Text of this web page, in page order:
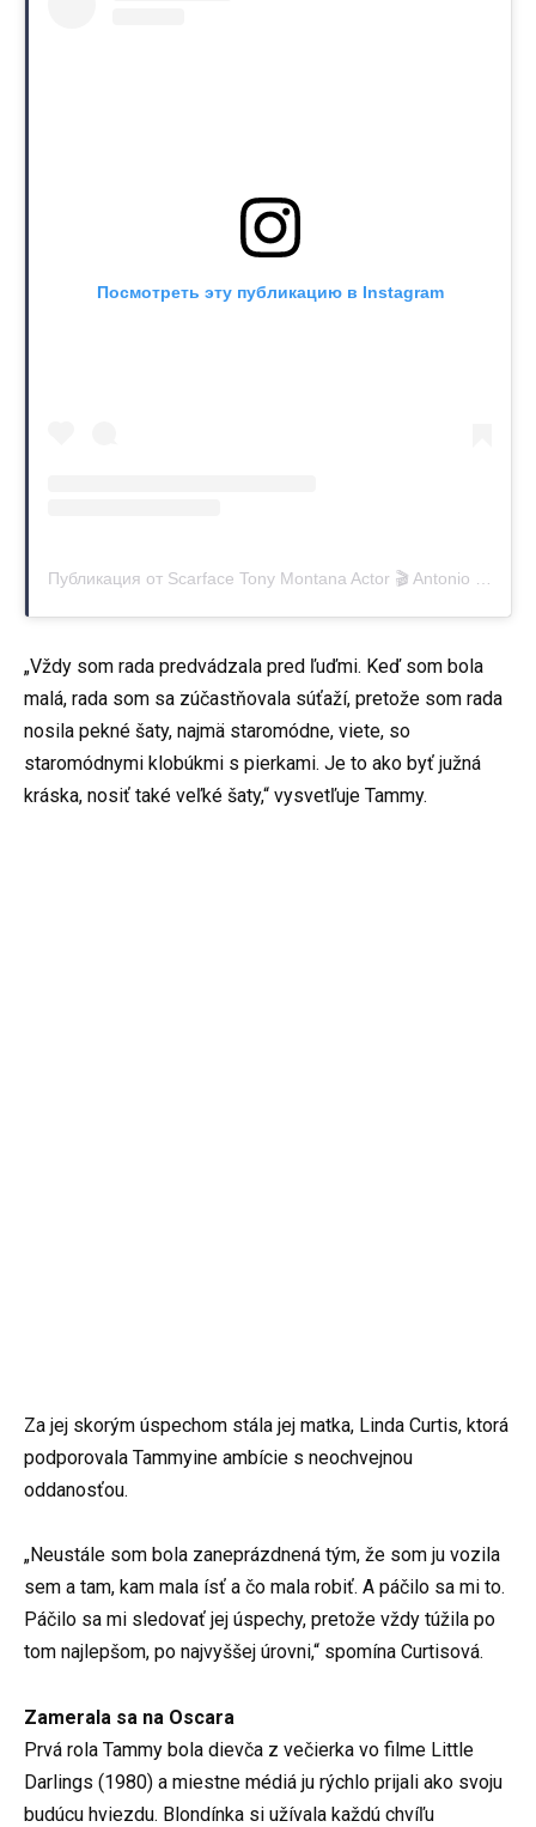
Посмотреть эту публикацию в Instagram
„Vždy som rada predvádzala pred ľuďmi. Keď som bola
malá, rada som sa zúčastňovala súťaží, pretože som rada
nosila pekné šaty, najmä staromódne, viete, so
staromódnymi klobúkmi s pierkami. Je to ako byť južná
kráska, nosiť také veľké šaty,“ vysvetľuje Tammy.
Za jej skorým úspechom stála jej matka, Linda Curtis, ktorá
podporovala Tammyine ambície s neochvejnou
oddanosťou.
„Neustále som bola zaneprázdnená tým, že som ju vozila
sem a tam, kam mala ísť a čo mala robiť. A páčilo sa mi to.
Páčilo sa mi sledovať jej úspechy, pretože vždy túžila po
tom najlepšom, po najvyššej úrovni,“ spomína Curtisová.
Zamerala sa na Oscara
Prvá rola Tammy bola dievča z večierka vo filme Little
Darlings (1980) a miestne médiá ju rýchlo prijali ako svoju
budúcu hviezdu. Blondínka si užívala každú chvíľu